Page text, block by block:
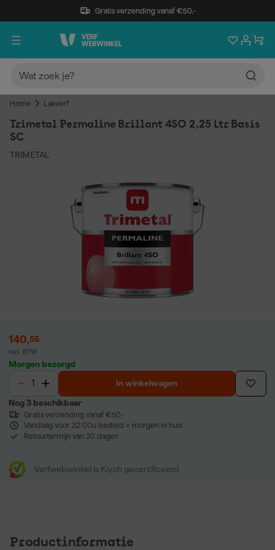
Gratis verzending vanaf €50,-
Home Lakverf
Trimetal Permaline Brillant 4SO 2,25 Ltr Basis
SC
TRIMETAL
140,55
incl. BTW
Morgen bezorgd
In winkelwagen
Nog 3 beschikbaar
Gratis verzending vanaf €50,-
Vandaag voor 22:00u besteld = morgen in huis
Retourtermijn van 30 dagen
Verfwebwinkel is Kiyoh gecertificeerd
Productinformatie